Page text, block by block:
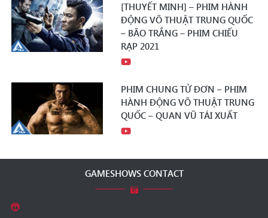
[THUYẾT MINH] – PHIM HÀNH
ĐỘNG VÕ THUẬT TRUNG QUỐC
– BÃO TRẮNG – PHIM CHIẾU
RẠP 2021
PHIM CHUNG TỬ ĐƠN – PHIM
HÀNH ĐỘNG VÕ THUẬT TRUNG
QUỐC – QUAN VŨ TÁI XUẤT
GAMESHOWS CONTACT